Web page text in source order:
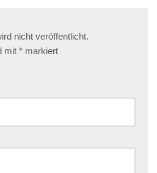
nicht veröffentlicht.
mit * markiert